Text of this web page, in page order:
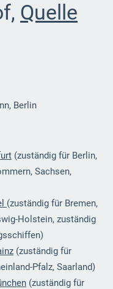
Quelle
Berlin
(zuständig für Berlin,
Sachsen,
(zuständig für Bremen,
Holstein, zuständig
(zuständig für
Pfalz, Saarland)
(zuständig für